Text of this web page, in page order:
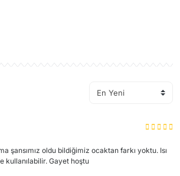
şansımız oldu bildiğimiz ocaktan farkı yoktu. Isı
kullanılabilir. Gayet hoştu